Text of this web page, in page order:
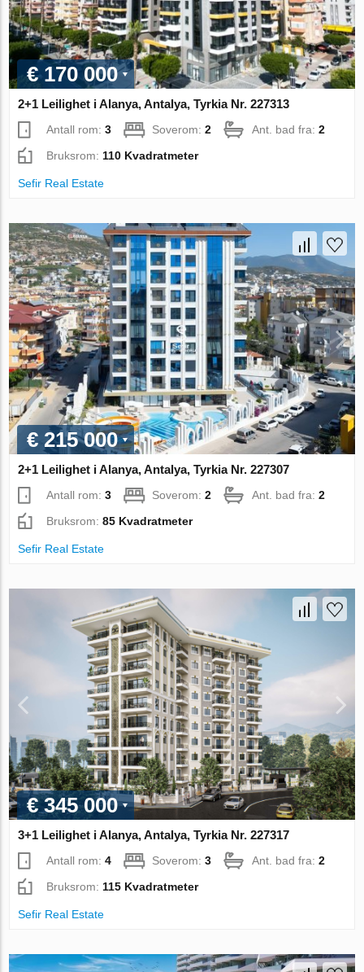
€ 170 000
2+1 Leilighet i Alanya, Antalya, Tyrkia Nr. 227313
Antall rom:3 Soverom:2 Ant. bad fra:2
Bruksrom:110 Kvadratmeter
Sefir Real Estate
€ 215 000
2+1 Leilighet i Alanya, Antalya, Tyrkia Nr. 227307
Antall rom:3 Soverom:2 Ant. bad fra:2
Bruksrom:85 Kvadratmeter
Sefir Real Estate
€ 345 000
3+1 Leilighet i Alanya, Antalya, Tyrkia Nr. 227317
Antall rom:4 Soverom:3 Ant. bad fra:2
Bruksrom: 115 Kvadratmeter
Sefir Real Estate